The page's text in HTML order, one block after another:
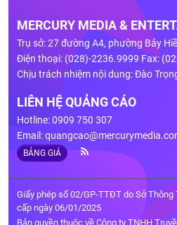
MERCURY MEDIA &
Trụ sở: 27 đường A4, phường Bảy
Điện thoại: (028)-2236.9999 Fax:
Chịu trách nhiệm nội dung: Đào
LIÊN HỆ QUẢNG CÁO
Hotline: 0909 750 307
Email:
BẢNG GIÁ
Giấy phép số 02/GP-TTĐT do Sở Thông
cấp ngày 06/01/2025
Bản quyền thuộc về Công ty TNHH